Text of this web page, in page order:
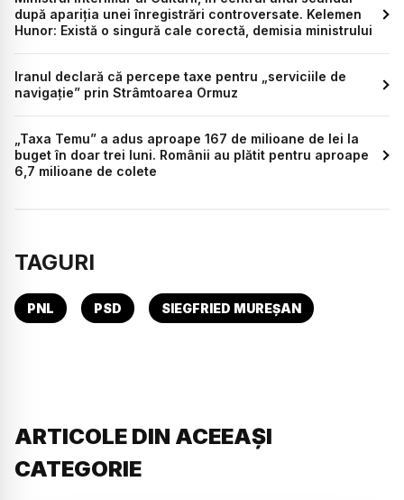
după apariția unei înregistrări controversate. Kelemen
Hunor: Există o singură cale corectă, demisia ministrului
Iranul declară că percepe taxe pentru „serviciile de
navigație” prin Strâmtoarea Ormuz
„Taxa Temu” a adus aproape 167 de milioane de lei la
buget în doar trei luni. Românii au plătit pentru aproape
6,7 milioane de colete
TAGURI
PNL PSD SIEGFRIED MUREȘAN
ARTICOLE DIN ACEEAȘI
CATEGORIE